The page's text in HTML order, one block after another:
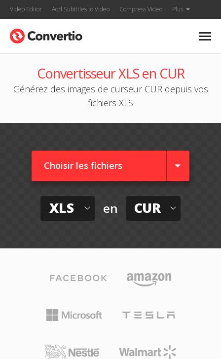
Video Editor Add Subtitles to Video Compress Video Plus
Convertisseur XLS en CUR
Générez des images de curseur CUR depuis vos
fichiers XLS
Choisir les fichiers
XLS en CUR